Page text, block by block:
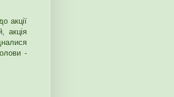
акції
акція
-